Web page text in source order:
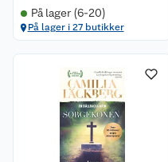
På lager (6-20)
På lager i 27 butikker